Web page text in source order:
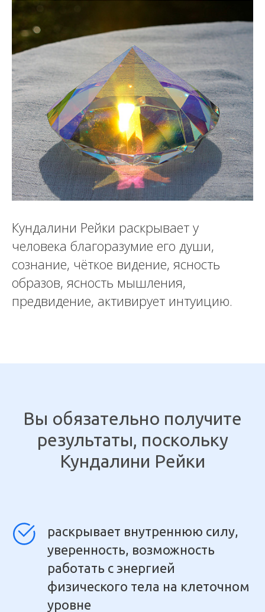
Кундалини Рейки раскрывает у
человека благоразумие его души,
сознание, чёткое видение, ясность
образов, ясность мышления,
предвидение, активирует интуицию.
Вы обязательно получите
результаты, поскольку
Кундалини Рейки
раскрывает внутреннюю силу,
уверенность, возможность
работать с энергией
физического тела на клеточном
уровне